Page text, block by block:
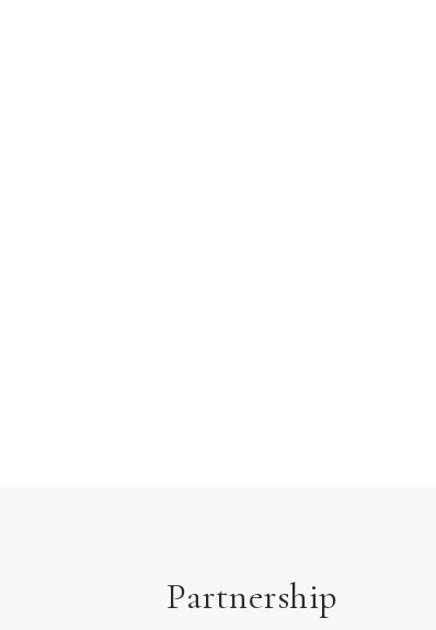
Partnership